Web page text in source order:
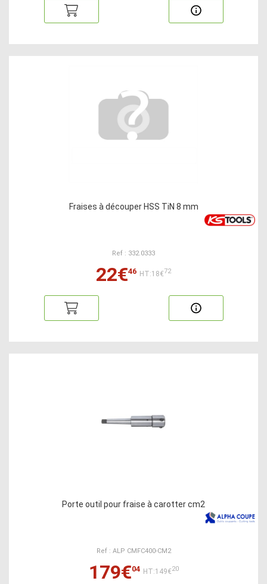
Fraises à découper HSS TiN 8 mm
Ref : 332.0333
22€46 HT:18€72
Porte outil pour fraise à carotter cm2
Ref : ALP CMFC400-CM2
179€04 HT:149€20